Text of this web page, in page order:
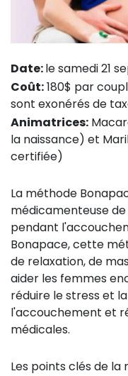
Date:le samedi 21
Coût:180$ par
sont exonérés de
Animatrices:
la naissance) et
certifiée)
La méthode
médicamenteuse
pendant
Bonapace, cette
de relaxation, de
aider les femmes
réduire le stress et
l'accouchement et
médicales.
Les points clés de